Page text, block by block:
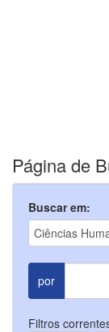
Página de
Buscar em:
por
Filtros